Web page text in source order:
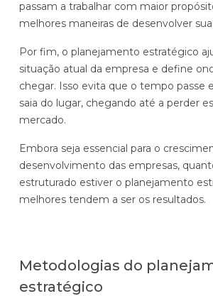
passam a trabalhar com maior
melhores maneiras de desenvolver
Por fim, o planejamento estratégico
situação atual da empresa e define
chegar. Isso evita que o tempo passe
saia do lugar, chegando até a perder
mercado.
Embora seja essencial para o
desenvolvimento das empresas,
estruturado estiver o planejamento
melhores tendem a ser os resultados.
Metodologias do
estratégico